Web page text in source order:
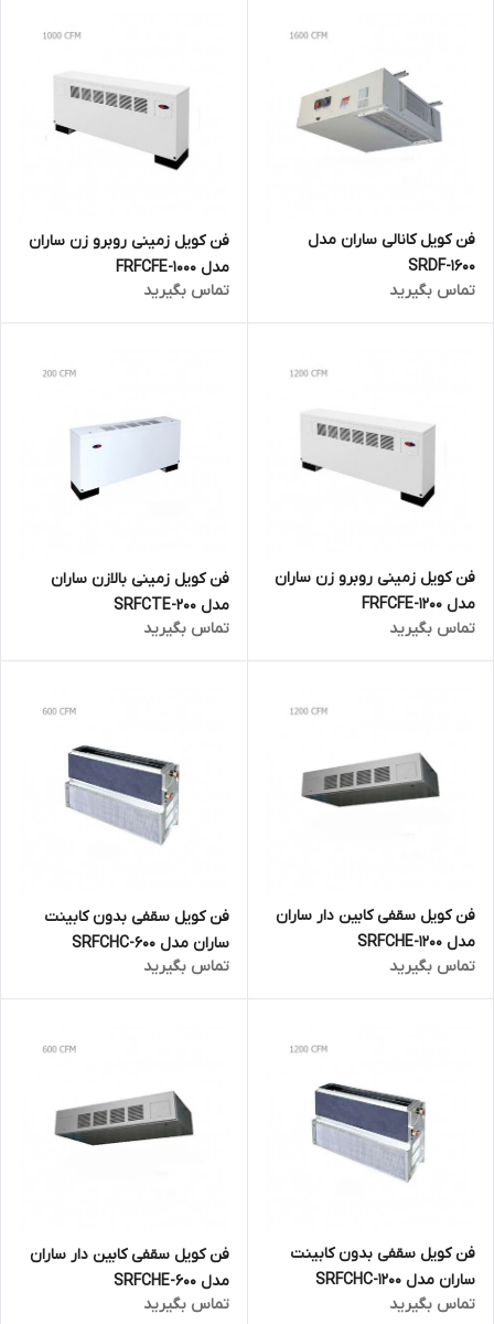
فن کویل کانالی ساران مدل
SRDF-1600
تماس بگیرید
فن کویل زمینی روبرو زن ساران
مدل FRFCFE-1000
تماس بگیرید
فن کویل زمینی روبرو زن ساران
مدل FRFCFE-1200
تماس بگیرید
فن کویل زمینی بالازن ساران
مدل SRFCTE-200
تماس بگیرید
فن کویل سقفی کابین دار ساران
مدل SRFCHE-1200
تماس بگیرید
فن کویل سقفی بدون کابینت
ساران مدل SRFCHC-600
تماس بگیرید
فن کویل سقفی بدون کابینت
ساران مدل SRFCHC-1200
تماس بگیرید
فن کویل سقفی کابین دار ساران
مدل SRFCHE-600
تماس بگیرید